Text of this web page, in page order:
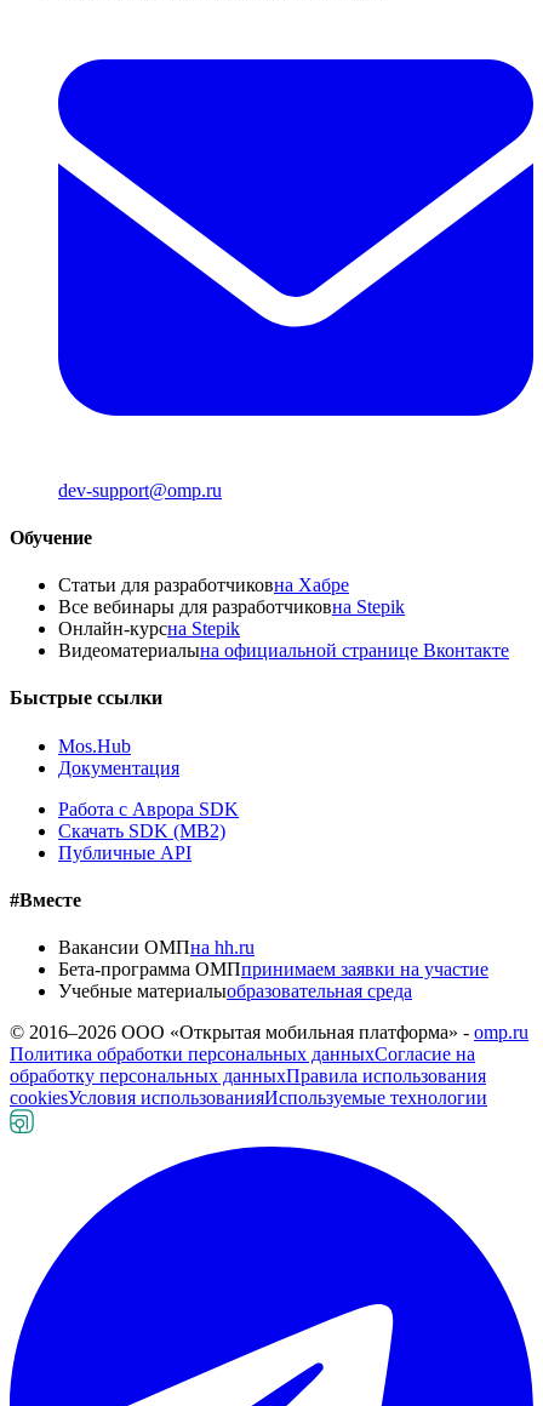
dev-support@omp.ru
Обучение
Статьи для разработчиковна Хабре
Все вебинары для разработчиковна Stepik
Онлайн-курсна Stepik
Видеоматериалына официальной странице Вконтакте
Быстрые ссылки
Mos.Hub
Документация
Работа с Аврора SDK
Скачать SDK (MB2)
Публичные API
#Вместе
Вакансии ОМПна hh.ru
Бета-программа ОМПпринимаем заявки на участие
Учебные материалыобразовательная среда
© 2016–2026 ООО «Открытая мобильная платформа» - omp.ru
Политика обработки персональных данныхСогласие на
обработку персональных данныхПравила использования
cookiesУсловия использованияИспользуемые технологии